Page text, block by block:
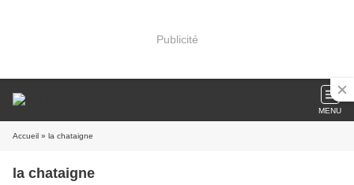
Publicité
MENU
Accueil » la chataigne
la chataigne